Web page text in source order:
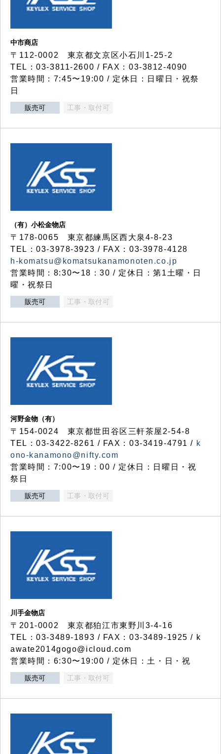
中市商店
〒112-0002 東京都文京区小石川1-25-2
TEL：03-3811-2600 / FAX：03-3812-4090
営業時間：7:45〜19:00 / 定休日：日曜日・祝祭
日
販売可 工事・取付可
（有）小松金物店
〒178-0065 東京都練馬区西大泉4-8-23
TEL：03-3978-3923 / FAX：03-3978-4128
h-komatsu@komatsukanamonoten.co.jp
営業時間：8:30〜18：30 / 定休日：第1土曜・日
曜・祝祭日
販売可 工事・取付可
河野金物（有）
〒154-0024 東京都世田谷区三軒茶屋2-54-8
TEL：03-3422-8261 / FAX：03-3419-4791 / k
ono-kanamono@nifty.com
営業時間：7:00〜19：00 / 定休日：日曜日・祝
祭日
販売可 工事・取付可
川手金物店
〒201-0002 東京都狛江市東野川3-4-16
TEL：03-3489-1893 / FAX：03-3489-1925 / k
awate2014gogo@icloud.com
営業時間：6:30〜19:00 / 定休日：土・日・祝
販売可 工事・取付可